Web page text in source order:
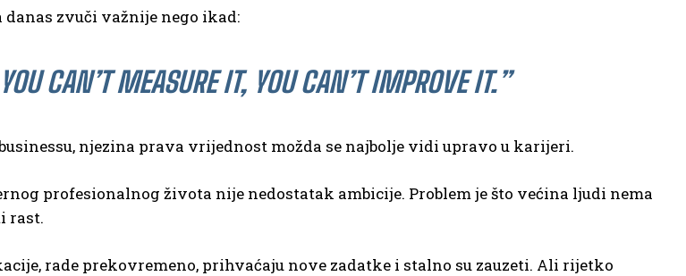
danas zvuči važnije nego ikad:
CAN’T MEASURE IT, YOU CAN’T IMPROVE IT.”
njezina prava vrijednost možda se najbolje vidi upravo u karijeri.
profesionalnog života nije nedostatak ambicije. Problem je što većina ljudi nema
rast.
rade prekovremeno, prihvaćaju nove zadatke i stalno su zauzeti. Ali rijetko